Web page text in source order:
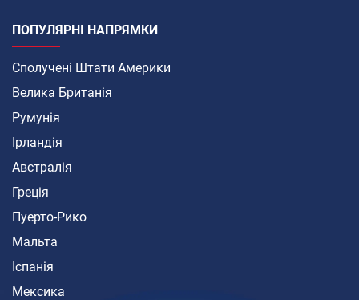
ПОПУЛЯРНІ НАПРЯМКИ
Сполучені Штати Америки
Велика Британія
Румунія
Ірландія
Австралія
Греція
Пуерто-Рико
Мальта
Іспанія
Мексика